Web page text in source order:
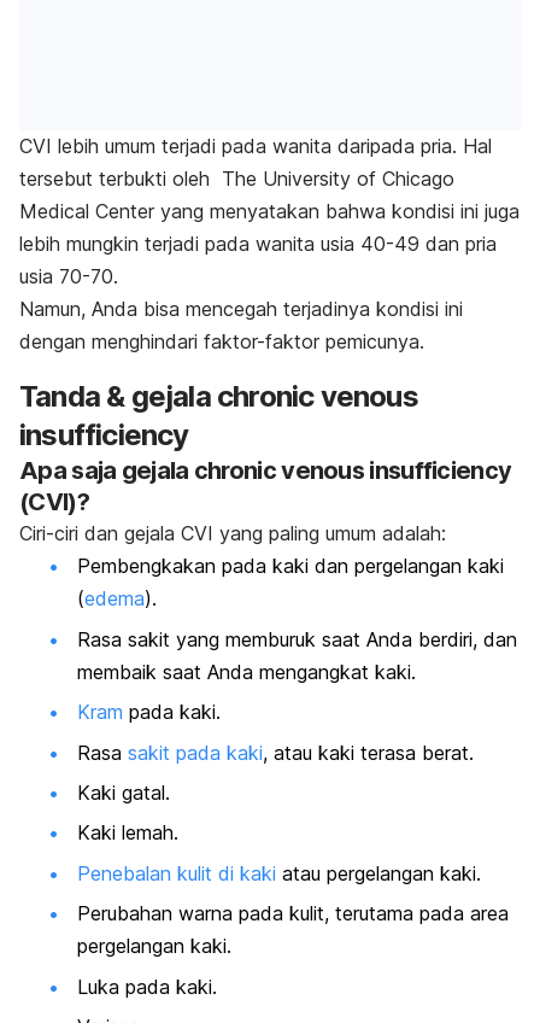
CVI lebih umum terjadi pada wanita daripada pria. Hal
tersebut terbukti oleh The University of Chicago
Medical Center yang menyatakan bahwa kondisi ini juga
lebih mungkin terjadi pada wanita usia 40-49 dan pria
usia 70-70.
Namun, Anda bisa mencegah terjadinya kondisi ini
dengan menghindari faktor-faktor pemicunya.
Tanda & gejala chronic venous
insufficiency
Apa saja gejala chronic venous insufficiency
(CVI)?
Ciri-ciri dan gejala CVI yang paling umum adalah:
Pembengkakan pada kaki dan pergelangan kaki
(edema).
Rasa sakit yang memburuk saat Anda berdiri, dan
membaik saat Anda mengangkat kaki.
Kram pada kaki.
Rasa sakit pada kaki, atau kaki terasa berat.
Kaki gatal.
Kaki lemah.
Penebalan kulit di kaki atau pergelangan kaki.
Perubahan warna pada kulit, terutama pada area
pergelangan kaki.
Luka pada kaki.